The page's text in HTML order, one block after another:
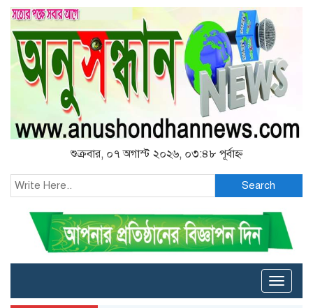
শুক্রবার, ০৭ অগাস্ট ২০২৬, ০৩:৪৮ পূর্বাহ্ন
Search
Toggle